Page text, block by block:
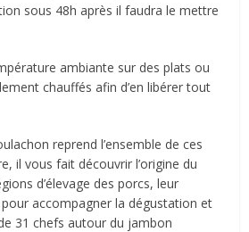
sous 48h après il faudra le mettre
ambiante sur des plats ou
chauffés afin d’en libérer tout
reprend l’ensemble de ces
il vous fait découvrir l’origine du
d’élevage des porcs, leur
accompagner la dégustation et
31 chefs autour du jambon